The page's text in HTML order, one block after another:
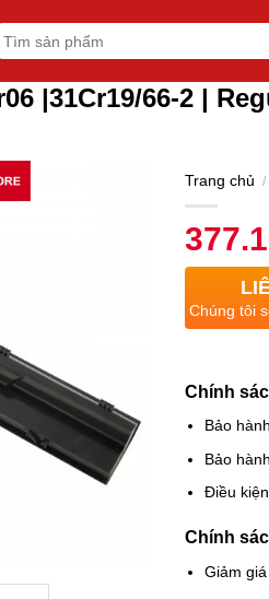
|31Cr19/66-2 |
Trang chủ /
Chúng tôi
Chính
Bảo
Bảo
Điều
Chính
Giảm